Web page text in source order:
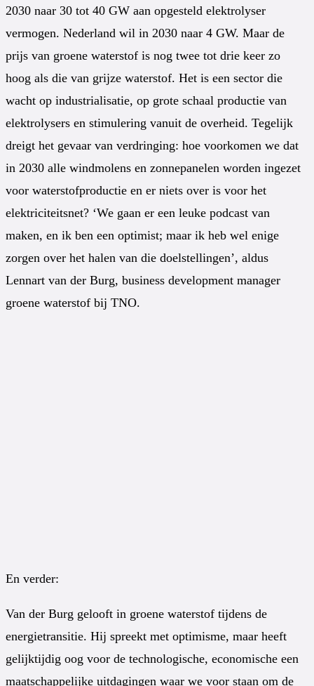
2030 naar 30 tot 40 GW aan opgesteld elektrolyser
vermogen. Nederland wil in 2030 naar 4 GW. Maar de
prijs van groene waterstof is nog twee tot drie keer zo
hoog als die van grijze waterstof. Het is een sector die
wacht op industrialisatie, op grote schaal productie van
elektrolysers en stimulering vanuit de overheid. Tegelijk
dreigt het gevaar van verdringing: hoe voorkomen we dat
in 2030 alle windmolens en zonnepanelen worden ingezet
voor waterstofproductie en er niets over is voor het
elektriciteitsnet? ‘We gaan er een leuke podcast van
maken, en ik ben een optimist; maar ik heb wel enige
zorgen over het halen van die doelstellingen’, aldus
Lennart van der Burg, business development manager
groene waterstof bij TNO.
En verder:
Van der Burg gelooft in groene waterstof tijdens de
energietransitie. Hij spreekt met optimisme, maar heeft
gelijktijdig oog voor de technologische, economische een
maatschappelijke uitdagingen waar we voor staan om de